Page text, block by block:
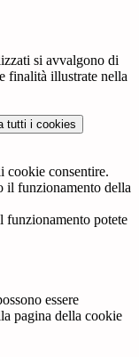
si avvalgono di
finalità illustrate nella
tutti i cookies
cookie consentire.
il funzionamento della
funzionamento potete
essere
pagina della cookie